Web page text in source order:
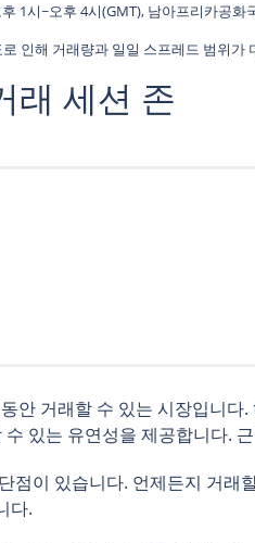
1시~오후 4시(GMT), 남아프리카공
인해 거래량과 일일 스프레드 범위가
래 세션 존
안 거래할 수 있는 시장입니
있는 유연성을 제공합니다.
점이 있습니다. 언제든지 거
다.